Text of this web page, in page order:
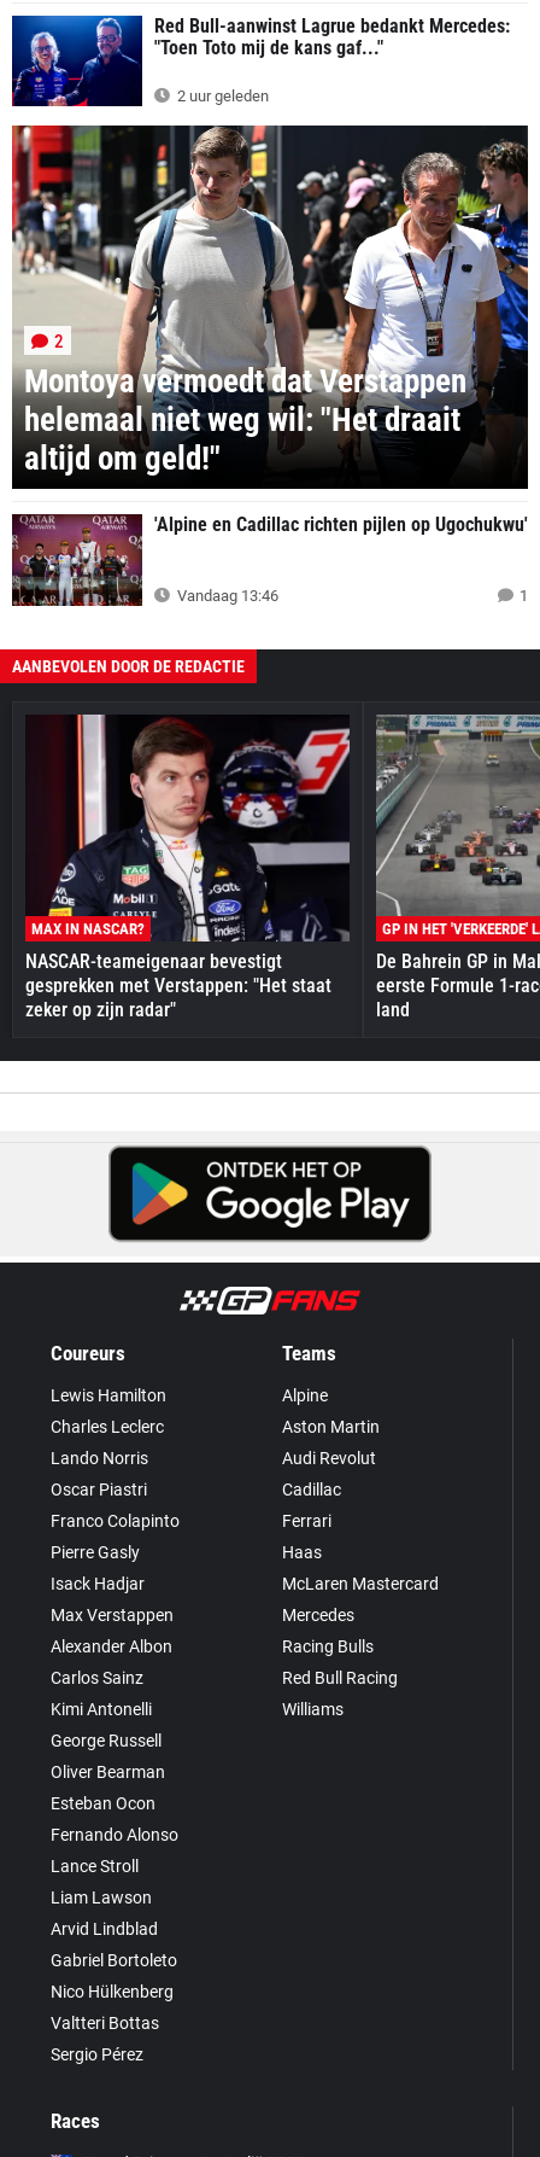
Red Bull-aanwinst Lagrue bedankt Mercedes:
"Toen Toto mij de kans gaf..."
2 uur geleden
Montoya vermoedt dat Verstappen
helemaal niet weg wil: "Het draait
altijd om geld!"
2
'Alpine en Cadillac richten pijlen op Ugochukwu'
Vandaag 13:46 1
AANBEVOLEN DOOR DE REDACTIE
MAX IN NASCAR?
NASCAR-teameigenaar bevestigt
gesprekken met Verstappen: "Het staat
zeker op zijn radar"
GP IN HET 'VERKEERDE'
De Bahrein GP in
eerste Formule 1-
land
Coureurs
Lewis Hamilton
Charles Leclerc
Lando Norris
Oscar Piastri
Franco Colapinto
Pierre Gasly
Isack Hadjar
Max Verstappen
Alexander Albon
Carlos Sainz
Kimi Antonelli
George Russell
Oliver Bearman
Esteban Ocon
Fernando Alonso
Lance Stroll
Liam Lawson
Arvid Lindblad
Gabriel Bortoleto
Nico Hülkenberg
Valtteri Bottas
Sergio Pérez
Teams
Alpine
Aston Martin
Audi Revolut
Cadillac
Ferrari
Haas
McLaren Mastercard
Mercedes
Racing Bulls
Red Bull Racing
Williams
Races